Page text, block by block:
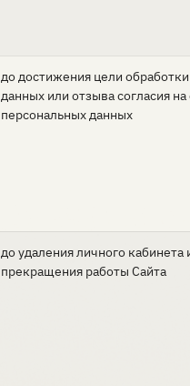
до достижения цели
данных или отзыва согласия
персональных данных
до удаления личного кабинета
прекращения работы Сайта